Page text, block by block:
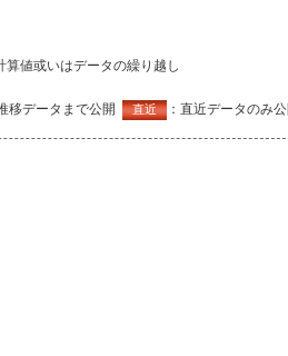
算値或いはデータの繰り越し
移データまで公開 直近 ：直近データのみ公